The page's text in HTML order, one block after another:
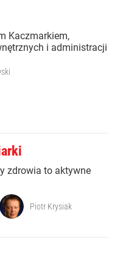
Kaczmarkiem,
i administracji
zdrowia to aktywne
Piotr Krysiak